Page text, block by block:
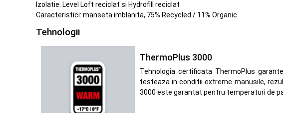
Izolatie: Level Loft reciclat si Hydrofill reciclat
Caracteristici: manseta imblanita, 75% Recycled / 11% Organic
Tehnologii
ThermoPlus 3000
Tehnologia certificata ThermoPlus
testeaza in conditii extreme manusile,
3000 este garantat pentru temperaturi de